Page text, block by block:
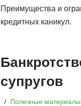
Преимущества и
кредитных каникул.
супругов
Полезные материалы